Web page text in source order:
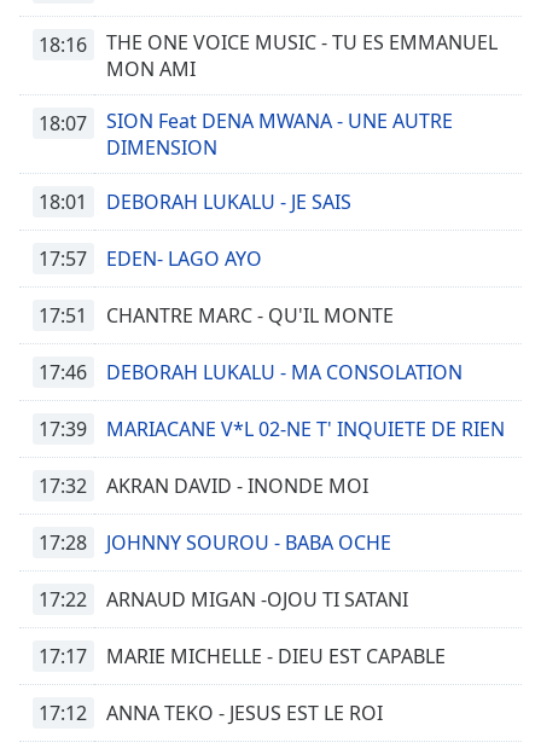
18:16
THE ONE VOICE MUSIC - TU ES EMMANUEL
MON AMI
18:07
SION Feat DENA MWANA - UNE AUTRE
DIMENSION
18:01 DEBORAH LUKALU - JE SAIS
17:57 EDEN- LAGO AYO
17:51 CHANTRE MARC - QU'IL MONTE
17:46 DEBORAH LUKALU - MA CONSOLATION
17:39 MARIACANE V*L 02-NE T' INQUIETE DE RIEN
17:32 AKRAN DAVID - INONDE MOI
17:28 JOHNNY SOUROU - BABA OCHE
17:22 ARNAUD MIGAN -OJOU TI SATANI
17:17 MARIE MICHELLE - DIEU EST CAPABLE
17:12 ANNA TEKO - JESUS EST LE ROI